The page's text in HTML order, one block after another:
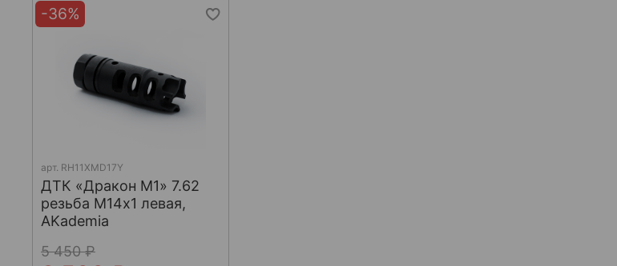
-36%
арт. RH11XMD17Y
ДТК «Дракон М1» 7.62
резьба М14х1 левая,
AKademia
5 450 ₽